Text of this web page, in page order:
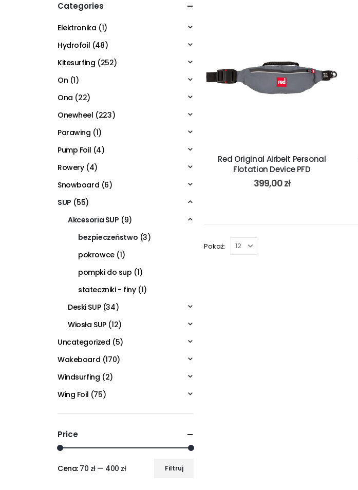
Red Original Airbelt Personal
Flotation Device PFD
399,00zł
Pokaż:
Categories
Elektronika (1)
Hydrofoil (48)
Kitesurfing (252)
On (1)
Ona (22)
Onewheel (223)
Parawing (1)
Pump Foil (4)
Rowery (4)
Snowboard (6)
SUP (55)
Akcesoria SUP (9)
bezpieczeństwo (3)
pokrowce (1)
pompki do sup (1)
stateczniki - finy (1)
Deski SUP (34)
Wiosła SUP (12)
Uncategorized (5)
Wakeboard (170)
Windsurfing (2)
Wing Foil (75)
Price
Filtruj
Cena: 70 zł— 400 zł